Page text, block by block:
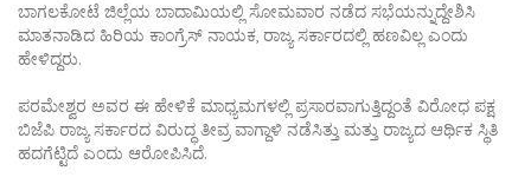
ಬಾಗಲಕೋಟೆ ಜಿಲ್ಲೆಯ ಬಾದಾಮಿಯಲ್ಲಿ ಸೋಮವಾರ ನಡೆದ ಸಭೆಯನ್ನುದ್ದೇಶಿಸಿ
ಮಾತನಾಡಿದ ಹಿರಿಯ ಕಾಂಗ್ರೆಸ್ ನಾಯಕ, ರಾಜ್ಯ ಸರ್ಕಾರದಲ್ಲಿ ಹಣವಿಲ್ಲ ಎಂದು
ಹೇಳಿದ್ದರು.
ಪರಮೇಶ್ವರ ಅವರ ಈ ಹೇಳಿಕೆ ಮಾಧ್ಯಮಗಳಲ್ಲಿ ಪ್ರಸಾರವಾಗುತ್ತಿದ್ದಂತೆ ವಿರೋಧ ಪಕ್ಷ
ಬಿಜೆಪಿ ರಾಜ್ಯ ಸರ್ಕಾರದ ವಿರುದ್ಧ ತೀವ್ರ ವಾಗ್ದಾಳಿ ನಡೆಸಿತ್ತು ಮತ್ತು ರಾಜ್ಯದ ಆರ್ಥಿಕ ಸ್ಥಿತಿ
ಹದಗೆಟ್ಟಿದೆ ಎಂದು ಆರೋಪಿಸಿದೆ.